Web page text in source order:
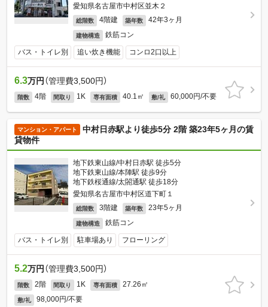
愛知県名古屋市中村区並木２
総階数 4階建 築年数 42年3ヶ月
建物構造 鉄筋コン
バス・トイレ別 追い炊き機能 コンロ2口以上
6.3万円 （管理費3,500円）
階数 4階 間取り 1K 専有面積 40.1㎡ 敷/礼 60,000円/不要
マンション・アパート
中村日赤駅より徒歩5分 2階 築23年5ヶ月の賃
貸物件
地下鉄東山線/中村日赤駅 徒歩5分
地下鉄東山線/本陣駅 徒歩9分
地下鉄桜通線/太閤通駅 徒歩18分
愛知県名古屋市中村区道下町１
総階数 3階建 築年数 23年5ヶ月
建物構造 鉄筋コン
バス・トイレ別 駐車場あり フローリング
5.2万円 （管理費3,500円）
階数 2階 間取り 1K 専有面積 27.26㎡
敷/礼 98,000円/不要